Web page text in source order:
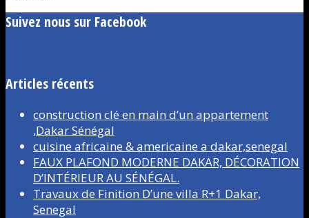
Suivez nous sur Facebook
Articles récents
construction clé en main d’un appartement
,Dakar Sénégal
cuisine africaine & americaine a dakar,senegal
FAUX PLAFOND MODERNE DAKAR, DÉCORATION
D’INTÉRIEUR AU SÉNÉGAL.
Travaux de Finition D’une villa R+1 Dakar,
Senegal